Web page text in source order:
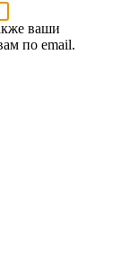
ваши
по email.